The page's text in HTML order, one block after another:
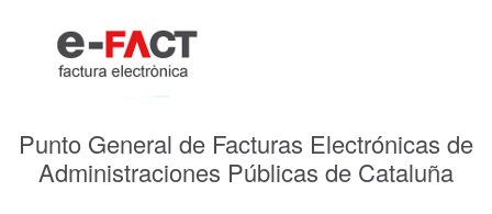
Punto General de Facturas Electrónicas de
Administraciones Públicas de Cataluña